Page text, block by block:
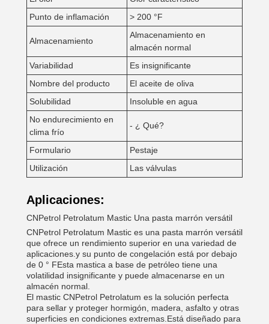
Punto de inflamación
> 200 °F
Almacenamiento
Almacenamiento en
almacén normal
Variabilidad
Es insignificante
Nombre del producto
El aceite de oliva
Solubilidad
Insoluble en agua
No endurecimiento en
clima frío
- ¿ Qué?
Formulario
Pestaje
Utilización
Las válvulas
Aplicaciones:
CNPetrol Petrolatum Mastic Una pasta marrón versátil
CNPetrol Petrolatum Mastic es una pasta marrón versátil
que ofrece un rendimiento superior en una variedad de
aplicaciones.y su punto de congelación está por debajo
de 0 ° FEsta mastica a base de petróleo tiene una
volatilidad insignificante y puede almacenarse en un
almacén normal.
El mastic CNPetrol Petrolatum es la solución perfecta
para sellar y proteger hormigón, madera, asfalto y otras
superficies en condiciones extremas.Está diseñado para